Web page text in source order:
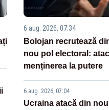
6 aug. 2026, 07:34
Bolojan recrutează
nou pol electoral:
menținerea la putere
6 aug. 2026, 07:04
Ucraina atacă din